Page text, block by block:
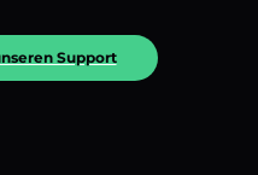
Support